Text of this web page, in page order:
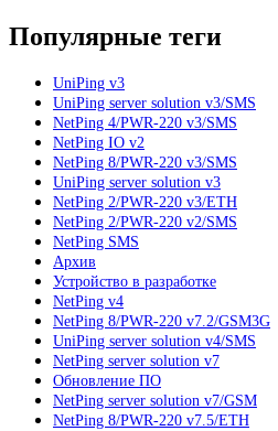
Популярные теги
UniPing v3
UniPing server solution v3/SMS
NetPing 4/PWR-220 v3/SMS
NetPing IO v2
NetPing 8/PWR-220 v3/SMS
UniPing server solution v3
NetPing 2/PWR-220 v3/ETH
NetPing 2/PWR-220 v2/SMS
NetPing SMS
Архив
Устройство в разработке
NetPing v4
NetPing 8/PWR-220 v7.2/GSM3G
UniPing server solution v4/SMS
NetPing server solution v7
Обновление ПО
NetPing server solution v7/GSM
NetPing 8/PWR-220 v7.5/ETH